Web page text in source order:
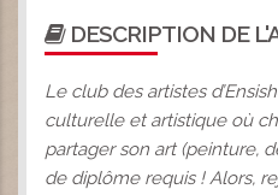
DESCRIPTION DE
Le club des artistes
culturelle et artistique où
partager son art (peinture,
de diplôme requis ! Alors,